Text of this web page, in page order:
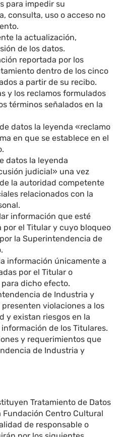
para impedir su
consulta, uso o acceso no
la actualización,
de los datos.
reportada por los
dentro de los cinco
a partir de su recibo.
y los reclamos formulados
términos señalados en la
datos la leyenda «reclamo
en que se establece en el
datos la leyenda
judicial» una vez
la autoridad competente
relacionados con la
información que esté
el Titular y cuyo bloqueo
la Superintendencia de
información únicamente a
por el Titular o
dicho efecto.
de Industria y
violaciones a los
y existan riesgos en la
de los Titulares.
y requerimientos que
de Industria y
Tratamiento de Datos
Fundación Centro Cultural
de responsable o